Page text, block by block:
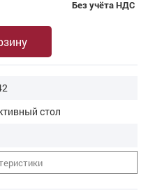
Без учёта НДС
стол